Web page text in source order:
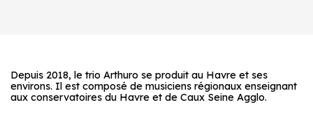
Depuis 2018, le trio Arthuro se produit au Havre et ses
environs. Il est composé de musiciens régionaux enseignant
aux conservatoires du Havre et de Caux Seine Agglo.